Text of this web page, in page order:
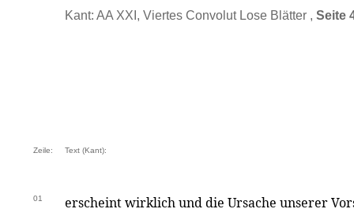
Kant: AA XXI, Viertes Convolut Lose Blätter , Seite
Zeile: Text (Kant):
01 erscheint wirklich und die Ursache unserer